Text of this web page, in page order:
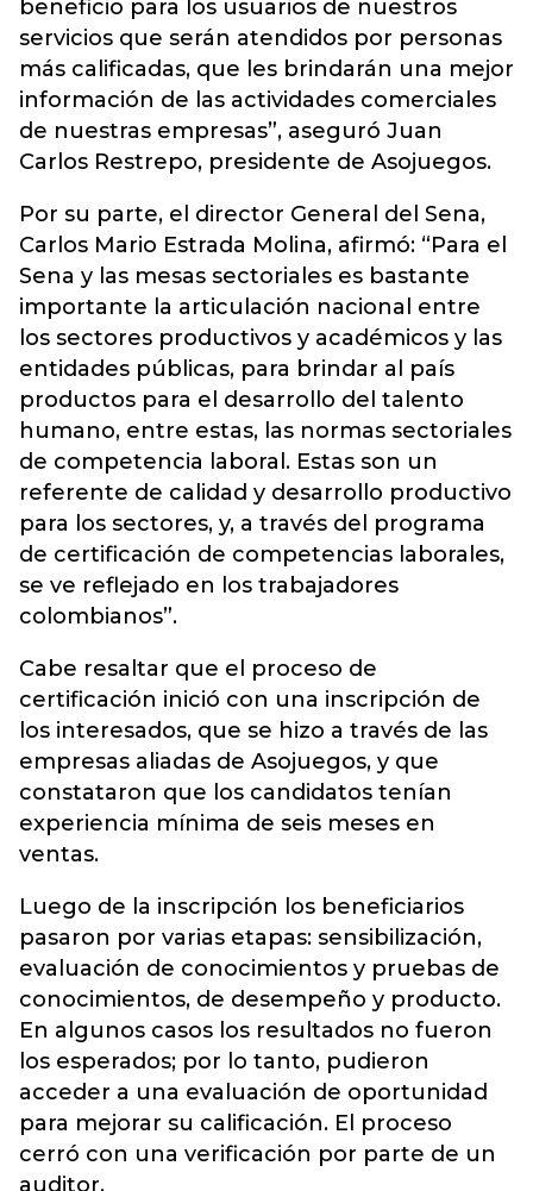
beneficio para los usuarios de nuestros
servicios que serán atendidos por personas
más calificadas, que les brindarán una mejor
información de las actividades comerciales
de nuestras empresas”, aseguró Juan
Carlos Restrepo, presidente de Asojuegos.
Por su parte, el director General del Sena,
Carlos Mario Estrada Molina, afirmó: “Para el
Sena y las mesas sectoriales es bastante
importante la articulación nacional entre
los sectores productivos y académicos y las
entidades públicas, para brindar al país
productos para el desarrollo del talento
humano, entre estas, las normas sectoriales
de competencia laboral. Estas son un
referente de calidad y desarrollo productivo
para los sectores, y, a través del programa
de certificación de competencias laborales,
se ve reflejado en los trabajadores
colombianos”.
Cabe resaltar que el proceso de
certificación inició con una inscripción de
los interesados, que se hizo a través de las
empresas aliadas de Asojuegos, y que
constataron que los candidatos tenían
experiencia mínima de seis meses en
ventas.
Luego de la inscripción los beneficiarios
pasaron por varias etapas: sensibilización,
evaluación de conocimientos y pruebas de
conocimientos, de desempeño y producto.
En algunos casos los resultados no fueron
los esperados; por lo tanto, pudieron
acceder a una evaluación de oportunidad
para mejorar su calificación. El proceso
cerró con una verificación por parte de un
auditor.